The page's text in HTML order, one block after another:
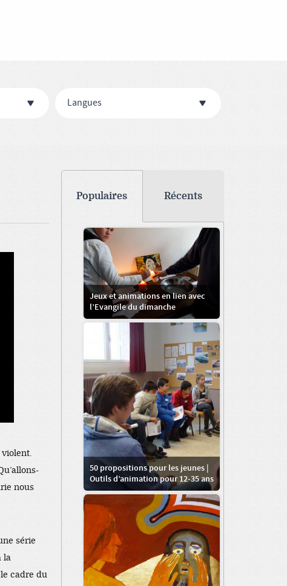
Langues
violent.
nous
série
la
cadre du
Populaires
Jeux et animations en lien avec
l’Evangile du dimanche
50 propositions pour les jeunes |
Outils d’animation pour 12-35 ans
Récents